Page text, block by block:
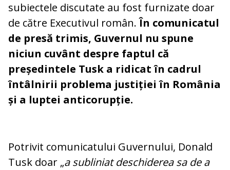
subiectele discutate au fost furnizate doar
de către Executivul român.În comunicatul
de presă trimis, Guvernul nu spune
niciun cuvânt despre faptul că
președintele Tusk a ridicat în cadrul
întâlnirii problema justiției în România
și a luptei anticorupție.
Potrivit comunicatului Guvernului, Donald
Tusk doar „a subliniat deschiderea sa de a